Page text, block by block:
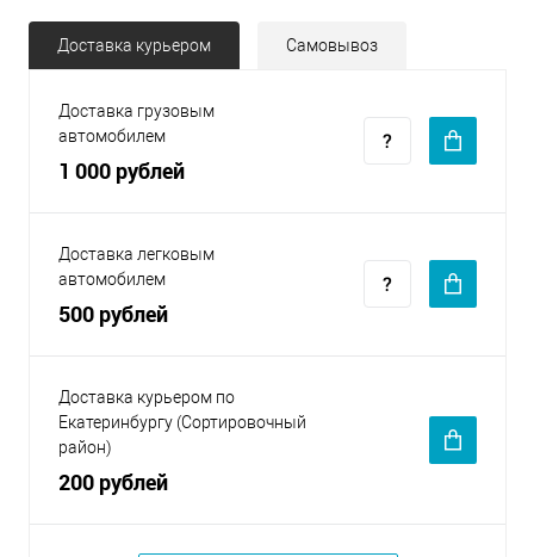
Доставка курьером Самовывоз
Доставка грузовым
автомобилем
1 000 рублей
Доставка легковым
автомобилем
500 рублей
Доставка курьером по
Екатеринбургу (Сортировочный
район)
200 рублей